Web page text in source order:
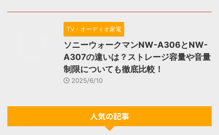
TV・オーディオ家電
ソニーウォークマンNW-A306とNW-
A307の違いは？ストレージ容量や音量
制限についても徹底比較！
2025/6/10
人気の記事